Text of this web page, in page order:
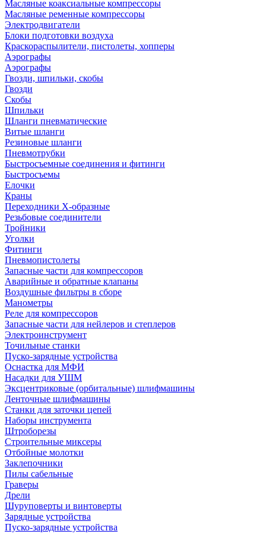
Масляные коаксиальные компрессоры
Масляные ременные компрессоры
Электродвигатели
Блоки подготовки воздуха
Краскораспылители, пистолеты, хопперы
Аэрографы
Аэрографы
Гвозди, шпильки, скобы
Гвозди
Скобы
Шпильки
Шланги пневматические
Витые шланги
Резиновые шланги
Пневмотрубки
Быстросъемные соединения и фитинги
Быстросъемы
Елочки
Краны
Переходники Х-образные
Резьбовые соединители
Тройники
Уголки
Фитинги
Пневмопистолеты
Запасные части для компрессоров
Аварийные и обратные клапаны
Воздушные фильтры в сборе
Манометры
Реле для компрессоров
Запасные части для нейлеров и степлеров
Электроинструмент
Точильные станки
Пуско-зарядные устройства
Оснастка для МФИ
Насадки для УШМ
Эксцентриковые (орбитальные) шлифмашины
Ленточные шлифмашины
Станки для заточки цепей
Наборы инструмента
Штроборезы
Строительные миксеры
Отбойные молотки
Заклепочники
Пилы сабельные
Граверы
Дрели
Шуруповерты и винтоверты
Зарядные устройства
Пуско-зарядные устройства